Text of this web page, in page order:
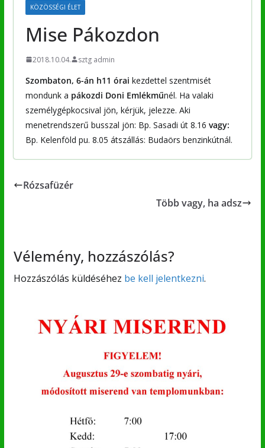
KÖZÖSSÉGI ÉLET
Mise Pákozdon
2018.10.04. sztg admin
Szombaton, 6-án h11 órai kezdettel szentmisét
mondunk a pákozdi Doni Emlékműnél. Ha valaki
személygépkocsival jön, kérjük, jelezze. Aki
menetrendszerű busszal jön: Bp. Sasadi út 8.16 vagy:
Bp. Kelenföld pu. 8.05 átszállás: Budaörs benzinkútnál.
Rózsafüzér
Több vagy, ha adsz
Vélemény, hozzászólás?
Hozzászólás küldéséhez be kell jelentkezni.